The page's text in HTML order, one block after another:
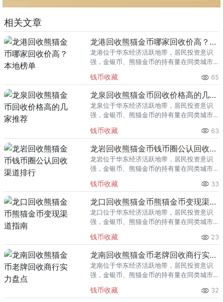
相关文章
龙港回收熊猫金币哪家回收价高？本地榜单
龙港位于华东经济活跃地带，居民投资意识
强，金银币、熊猫金币的持有量在同类城市
熊猫金币的需求就明显升温，但鱼龙混杂的
回收渠道里，能精准识别版别溢
钱币收藏 65
龙泉回收熊猫金币回收价格高的几家推荐
龙泉位于华东经济活跃地带，居民投资意识
强，金银币、熊猫金币的持有量在同类城市
熊猫金币的需求就明显升温，但鱼龙混杂的
回收渠道里，能精准识别版别溢
钱币收藏 63
龙岩回收熊猫金币钱币圈公认回收渠道排行
龙岩位于华东经济活跃地带，居民投资意识
强，金银币、熊猫金币的持有量在同类城市
熊猫金币的需求就明显升温，但鱼龙混杂的
回收渠道里，能精准识别版别溢
钱币收藏 33
龙口回收熊猫金币熊猫金币变现渠道指南
龙口位于华东经济活跃地带，居民投资意识
强，金银币、熊猫金币的持有量在同类城市
熊猫金币的需求就明显升温，但鱼龙混杂的
回收渠道里，能精准识别版别溢
钱币收藏 23
龙南回收熊猫金币老牌回收商行实力盘点
龙南位于华东经济活跃地带，居民投资意识
强，金银币、熊猫金币的持有量在同类城市
熊猫金币的需求就明显升温，但鱼龙混杂的
钱币收藏 32